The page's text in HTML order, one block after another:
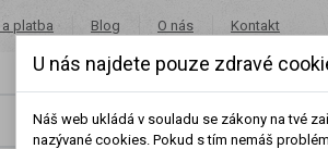
platba Blog O nás Kontakt
U nás najdete pouze zdravé
Náš web ukládá v souladu se zákony na tvé
nazývané cookies. Pokud s tím nemáš